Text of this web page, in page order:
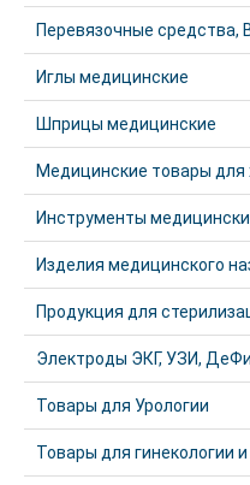
Перевязочные средства,
Иглы медицинские
Шприцы медицинские
Медицинские товары для
Инструменты
Изделия медицинского
Продукция для
Электроды ЭКГ, УЗИ,
Товары для Урологии
Товары для гинекологии